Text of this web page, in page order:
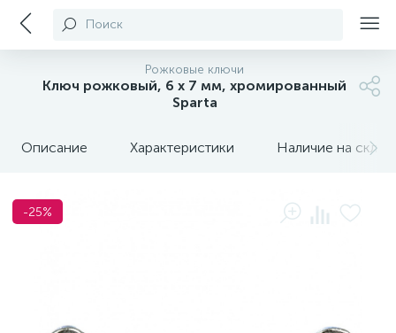
Поиск
Рожковые ключи
Ключ рожковый, 6 х 7 мм, хромированный
Sparta
Описание Характеристики Наличие на
-25%